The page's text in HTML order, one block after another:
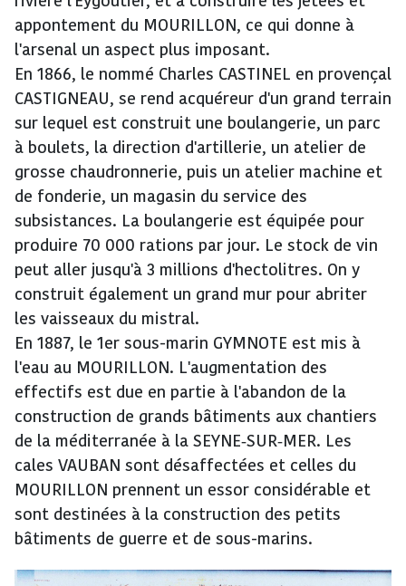
appontement du MOURILLON, ce qui donne à
l'arsenal un aspect plus imposant.
En 1866, le nommé Charles CASTINEL en provençal
CASTIGNEAU, se rend acquéreur d'un grand terrain
sur lequel est construit une boulangerie, un parc
à boulets, la direction d'artillerie, un atelier de
grosse chaudronnerie, puis un atelier machine et
de fonderie, un magasin du service des
subsistances. La boulangerie est équipée pour
produire 70 000 rations par jour. Le stock de vin
peut aller jusqu'à 3 millions d'hectolitres. On y
construit également un grand mur pour abriter
les vaisseaux du mistral.
En 1887, le 1er sous-marin GYMNOTE est mis à
l'eau au MOURILLON. L'augmentation des
effectifs est due en partie à l'abandon de la
construction de grands bâtiments aux chantiers
de la méditerranée à la SEYNE‑SUR‑MER. Les
cales VAUBAN sont désaffectées et celles du
MOURILLON prennent un essor considérable et
sont destinées à la construction des petits
bâtiments de guerre et de sous-marins.